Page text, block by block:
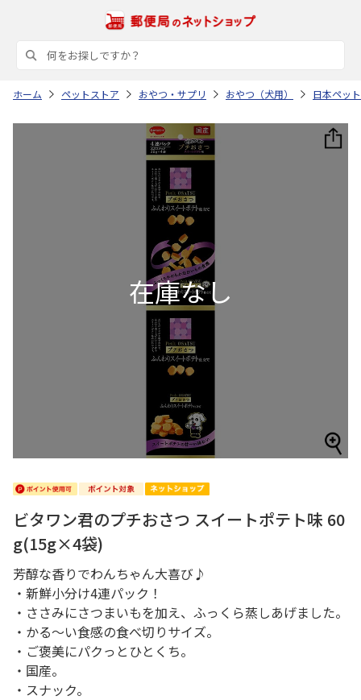
ホーム ペットストア おやつ・サプリ おやつ（犬用） 日本ペッ
ビタワン君のプチおさつ スイートポテト味 60
g(15g×4袋)
芳醇な香りでわんちゃん大喜び♪
・新鮮小分け4連パック！
・ささみにさつまいもを加え、ふっくら蒸しあげました。
・かる～い食感の食べ切りサイズ。
・ご褒美にパクっとひとくち。
・国産。
・スナック。